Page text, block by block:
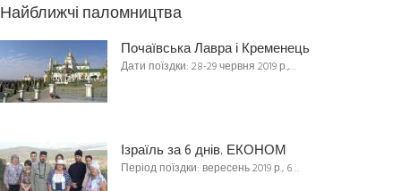
Найближчі паломництва
Почаївська Лавра і Кременець
Дати поїздки: 28-29 червня 2019 р.,…
Ізраїль за 6 днів. ЕКОНОМ
Період поїздки: вересень 2019 р., 6…